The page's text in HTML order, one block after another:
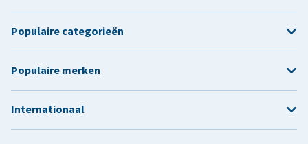
Populaire categorieën
Populaire merken
Internationaal